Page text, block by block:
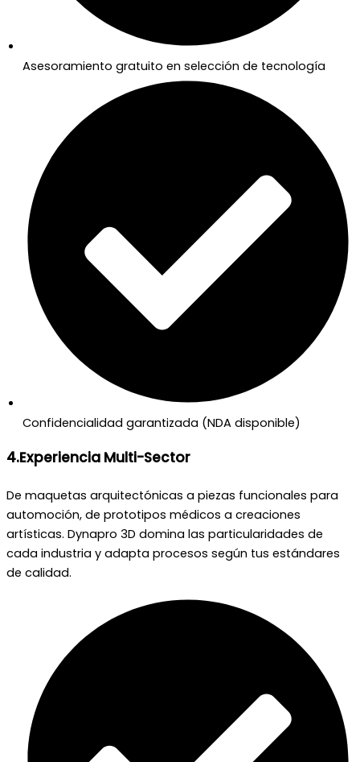
Asesoramiento gratuito en selección de tecnología
Confidencialidad garantizada (NDA disponible)
4.Experiencia Multi-Sector
De maquetas arquitectónicas a piezas funcionales para
automoción, de prototipos médicos a creaciones
artísticas. Dynapro 3D domina las particularidades de
cada industria y adapta procesos según tus estándares
de calidad.